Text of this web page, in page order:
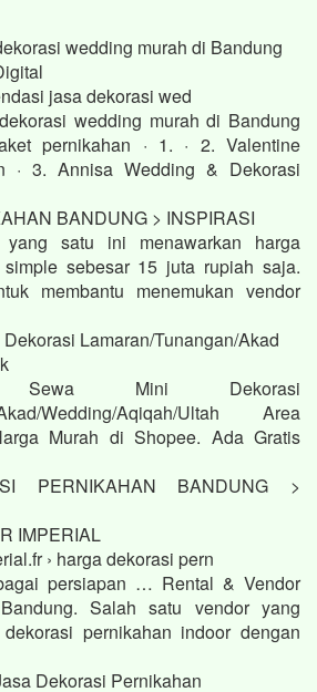
wedding murah di Bandung
jasa dekorasi wed
wedding murah di Bandung
pernikahan · 1. · 2. Valentine
· 3. Annisa Wedding & Dekorasi
BANDUNG > INSPIRASI
yang satu ini menawarkan harga
sebesar 15 juta rupiah saja.
membantu menemukan vendor
Lamaran/Tunangan/Akad
Mini Dekorasi
Akad/Wedding/Aqiqah/Ultah Area
Murah di Shopee. Ada Gratis
PERNIKAHAN BANDUNG >
IMPERIAL
› harga dekorasi pern
persiapan … Rental & Vendor
Salah satu vendor yang
pernikahan indoor dengan
Dekorasi Pernikahan